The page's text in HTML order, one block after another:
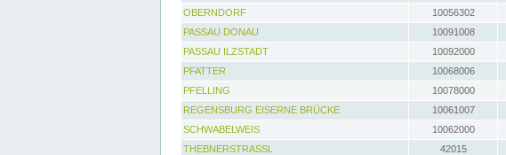
OBERNDORF
10056302
PASSAU DONAU
10091008
PASSAU ILZSTADT
10092000
PFATTER
10068006
PFELLING
10078000
REGENSBURG EISERNE BRÜCKE
10061007
SCHWABELWEIS
10062000
THEBNERSTRASSL
42015